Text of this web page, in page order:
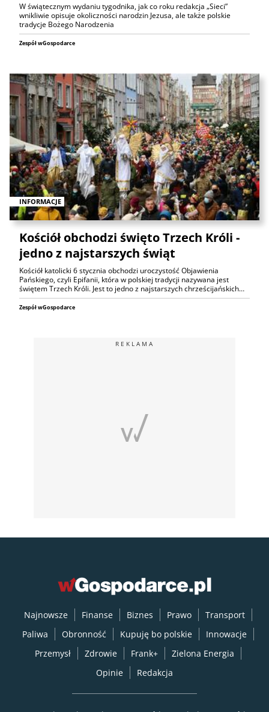
W świątecznym wydaniu tygodnika, jak co roku redakcja „Sieci”
wnikliwie opisuje okoliczności narodzin Jezusa, ale także polskie
tradycje Bożego Narodzenia
Zespół wGospodarce
INFORMACJE
Kościół obchodzi święto Trzech Króli -
jedno z najstarszych świąt
Kościół katolicki 6 stycznia obchodzi uroczystość Objawienia
Pańskiego, czyli Epifanii, która w polskiej tradycji nazywana jest
świętem Trzech Króli. Jest to jedno z najstarszych chrześcijańskich…
Zespół wGospodarce
REKLAMA
Najnowsze Finanse Biznes Prawo
Transport
Paliwa
Obronność Kupuję bo polskie
Innowacje
Przemysł
Zdrowie Frank+
Zielona Energia
Opinie
Redakcja